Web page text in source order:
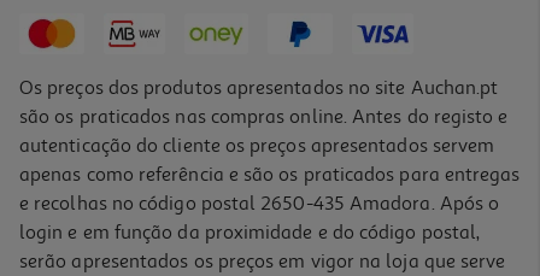
Os preços dos produtos apresentados no site Auchan.pt
são os praticados nas compras online. Antes do registo e
autenticação do cliente os preços apresentados servem
apenas como referência e são os praticados para entregas
e recolhas no código postal 2650-435 Amadora. Após o
login e em função da proximidade e do código postal,
serão apresentados os preços em vigor na loja que serve